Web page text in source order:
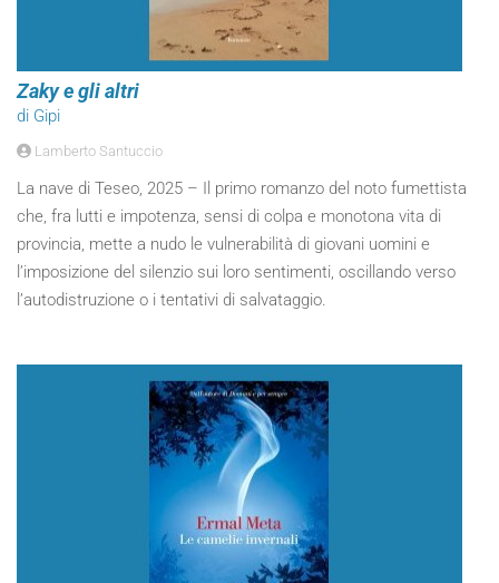
Zaky e gli altri
di Gipi
Lamberto Santuccio
La nave di Teseo, 2025 – Il primo romanzo del noto fumettista
che, fra lutti e impotenza, sensi di colpa e monotona vita di
provincia, mette a nudo le vulnerabilità di giovani uomini e
l’imposizione del silenzio sui loro sentimenti, oscillando verso
l’autodistruzione o i tentativi di salvataggio.